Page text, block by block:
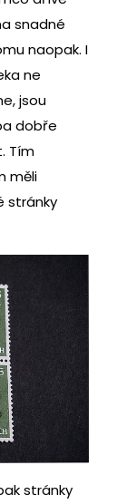
snadné
naopak. I
ne
jsou
dobře
Tím
měli
stránky
stránky